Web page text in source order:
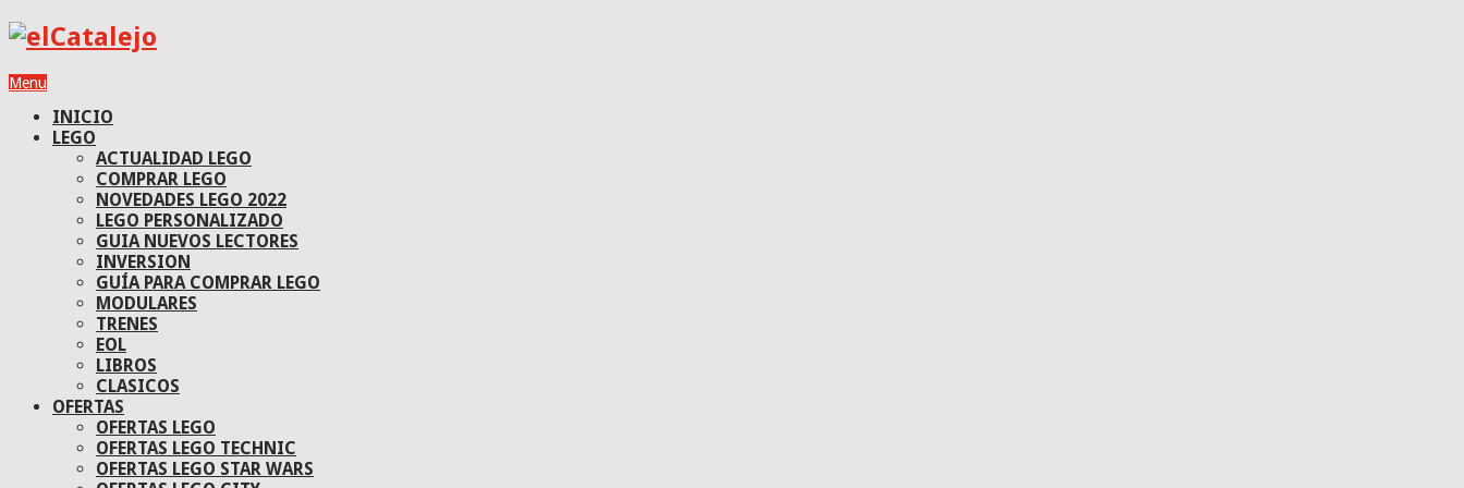
Menu
INICIO
LEGO
ACTUALIDAD LEGO
COMPRAR LEGO
NOVEDADES LEGO 2022
LEGO PERSONALIZADO
GUIA NUEVOS LECTORES
INVERSION
GUÍA PARA COMPRAR LEGO
MODULARES
TRENES
EOL
LIBROS
CLASICOS
OFERTAS
OFERTAS LEGO
OFERTAS LEGO TECHNIC
OFERTAS LEGO STAR WARS